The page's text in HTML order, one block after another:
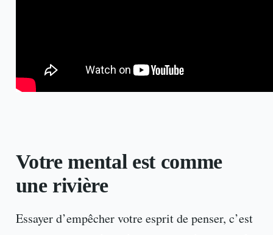
Votre mental est comme
une rivière
Essayer d’empêcher votre esprit de penser, c’est